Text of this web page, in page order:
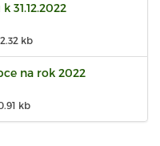
31.12.2022
kb
na rok 2022
kb